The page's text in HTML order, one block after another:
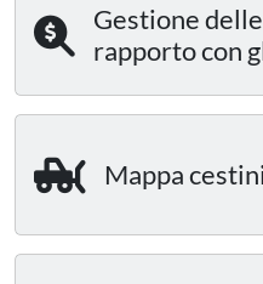
Gestione
rapporto con
Mappa